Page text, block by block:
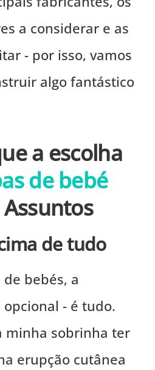
a considerar e as
- por isso, vamos
algo fantástico
a escolha
de bebé
de tudo
bebés, a
- é tudo.
minha sobrinha ter
erupção cutânea